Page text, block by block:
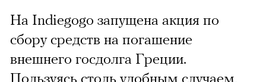
На Indiegogo запущена акция по
сбору средств на погашение
внешнего госдолга Греции.
Пользуясь столь удобным случаем,